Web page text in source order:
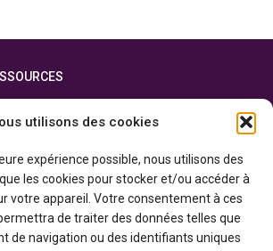
utilisons des cookies
expérience possible, nous utilisons des
les cookies pour stocker et/ou accéder à
votre appareil. Votre consentement à ces
de traiter des données telles que
de navigation ou des identifiants uniques
grâce au soutien financier du gouvernement de
duCanada par l’entremise du ministère du